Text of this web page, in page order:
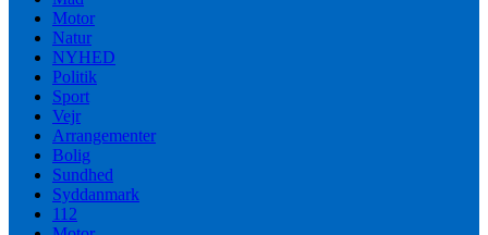
Motor
Natur
NYHED
Politik
Sport
Vejr
Arrangementer
Bolig
Sundhed
Syddanmark
112